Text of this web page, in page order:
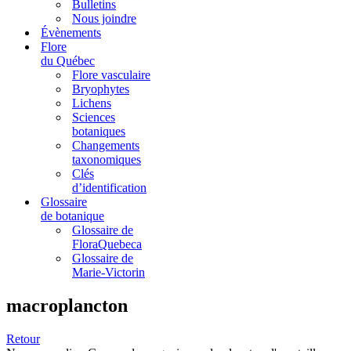
Bulletins
Nous joindre
Évènements
Flore
du Québec
Flore vasculaire
Bryophytes
Lichens
Sciences
botaniques
Changements
taxonomiques
Clés
d’identification
Glossaire
de botanique
Glossaire de
FloraQuebeca
Glossaire de
Marie-Victorin
macroplancton
Retour